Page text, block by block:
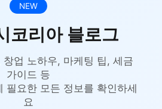
NEW
코리아 블로그
창업 노하우, 마케팅 팁, 세금
가이드 등
필요한 모든 정보를 확인하세
요